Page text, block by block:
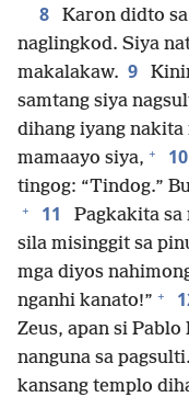
8
Karon didto
naglingkod. Siya
makalakaw. 9
samtang siya
dihang iyang nakita
mamaayo siya, + 10
tingog: “Tindog.”
+ 11
Pagkakita sa
sila misinggit sa
mga diyos
nganhi kanato!” +
Zeus, apan si
nanguna sa pagsulti.
kansang templo